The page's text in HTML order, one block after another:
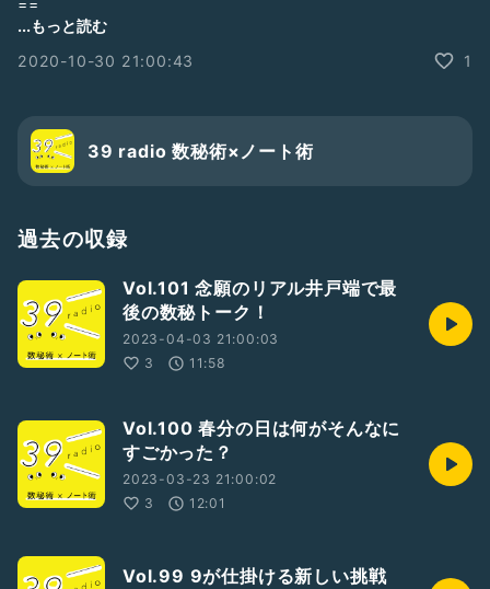
==
10月31日は2回目の満月！月のパワーをノートに落とし込んで
==
https://instagram.com/room510edit
https://twitter.com/room510edit
アッコ(★占い掲載★)↓
【ノート手帳ブログ】
https://www.room510edit.work
#ゲストと一緒に配信 #2人組 #数秘術 #ノート術 #手帳術
#マダムアッコ #ノートeyeco #フリーランス
...もっと読む
2020-10-30 21:00:43
1
39 radio 数秘術×ノート術
過去の収録
Vol.101 念願のリアル井戸端で最
後の数秘トーク！
2023-04-03 21:00:03
3
11:58
Vol.100 春分の日は何がそんなに
すごかった？
2023-03-23 21:00:02
3
12:01
Vol.99 9が仕掛ける新しい挑戦